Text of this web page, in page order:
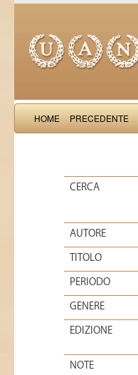
HOME PRECEDENTE
CERCA
AUTORE
TITOLO
PERIODO
GENERE
EDIZIONE
NOTE